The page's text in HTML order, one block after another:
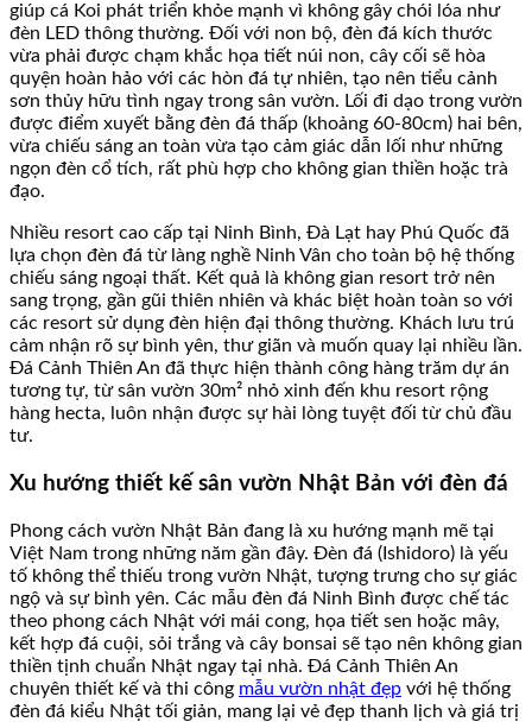
giúp cá Koi phát triển khỏe mạnh vì không gây chói lóa như
đèn LED thông thường. Đối với non bộ, đèn đá kích thước
vừa phải được chạm khắc họa tiết núi non, cây cối sẽ hòa
quyện hoàn hảo với các hòn đá tự nhiên, tạo nên tiểu cảnh
sơn thủy hữu tình ngay trong sân vườn. Lối đi dạo trong vườn
được điểm xuyết bằng đèn đá thấp (khoảng 60-80cm) hai bên,
vừa chiếu sáng an toàn vừa tạo cảm giác dẫn lối như những
ngọn đèn cổ tích, rất phù hợp cho không gian thiền hoặc trà
đạo.
Nhiều resort cao cấp tại Ninh Bình, Đà Lạt hay Phú Quốc đã
lựa chọn đèn đá từ làng nghề Ninh Vân cho toàn bộ hệ thống
chiếu sáng ngoại thất. Kết quả là không gian resort trở nên
sang trọng, gần gũi thiên nhiên và khác biệt hoàn toàn so với
các resort sử dụng đèn hiện đại thông thường. Khách lưu trú
cảm nhận rõ sự bình yên, thư giãn và muốn quay lại nhiều lần.
Đá Cảnh Thiên An đã thực hiện thành công hàng trăm dự án
tương tự, từ sân vườn 30m² nhỏ xinh đến khu resort rộng
hàng hecta, luôn nhận được sự hài lòng tuyệt đối từ chủ đầu
tư.
Xu hướng thiết kế sân vườn Nhật Bản với đèn đá
Phong cách vườn Nhật Bản đang là xu hướng mạnh mẽ tại
Việt Nam trong những năm gần đây. Đèn đá (Ishidoro) là yếu
tố không thể thiếu trong vườn Nhật, tượng trưng cho sự giác
ngộ và sự bình yên. Các mẫu đèn đá Ninh Bình được chế tác
theo phong cách Nhật với mái cong, họa tiết sen hoặc mây,
kết hợp đá cuội, sỏi trắng và cây bonsai sẽ tạo nên không gian
thiền tịnh chuẩn Nhật ngay tại nhà. Đá Cảnh Thiên An
chuyên thiết kế và thi công mẫu vườn nhật đẹp với hệ thống
đèn đá kiểu Nhật tối giản, mang lại vẻ đẹp thanh lịch và giá trị